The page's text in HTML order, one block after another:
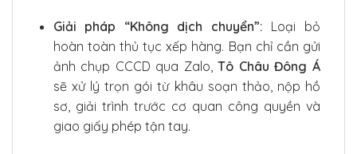
Giải pháp “Không dịch chuyển”: Loại bỏ
hoàn toàn thủ tục xếp hàng. Bạn chỉ cần gửi
ảnh chụp CCCD qua Zalo,Tô Châu Đông Á
sẽ xử lý trọn gói từ khâu soạn thảo, nộp hồ
sơ, giải trình trước cơ quan công quyền và
giao giấy phép tận tay.